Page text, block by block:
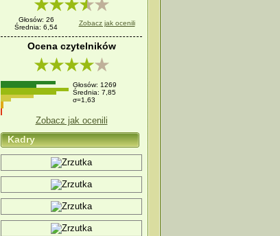
Głosów: 26 Zobacz jak ocenili
Średnia: 6,54
Ocena czytelników
Głosów: 1269
Średnia: 7,85
σ=1,63
Zobacz jak ocenili
Kadry